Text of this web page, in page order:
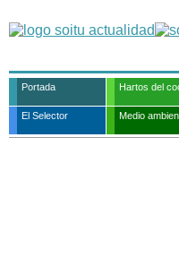
Portada Hartos del
El Selector Medio